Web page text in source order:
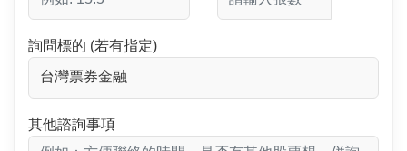
詢問標的 (若有指定)
其他諮詢事項